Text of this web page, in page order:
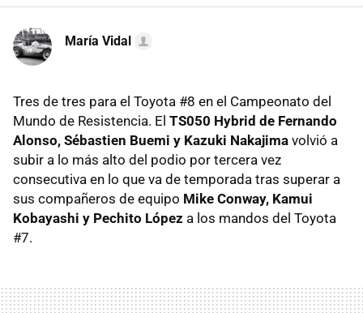
María Vidal
Tres de tres para el Toyota #8 en el Campeonato del
Mundo de Resistencia. El TS050 Hybrid de Fernando
Alonso, Sébastien Buemi y Kazuki Nakajima volvió a
subir a lo más alto del podio por tercera vez
consecutiva en lo que va de temporada tras superar a
sus compañeros de equipo Mike Conway, Kamui
Kobayashi y Pechito López a los mandos del Toyota
#7.